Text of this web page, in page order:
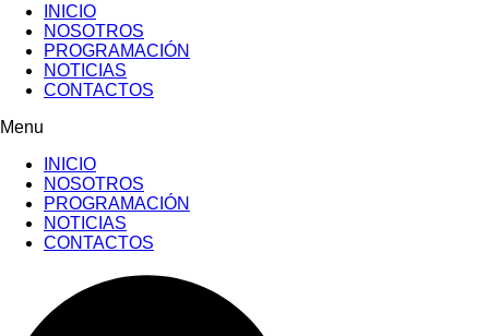
INICIO
NOSOTROS
PROGRAMACIÓN
NOTICIAS
CONTACTOS
Menu
INICIO
NOSOTROS
PROGRAMACIÓN
NOTICIAS
CONTACTOS